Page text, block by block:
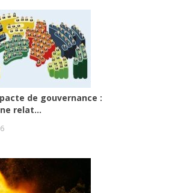
de gouvernance :
relat...